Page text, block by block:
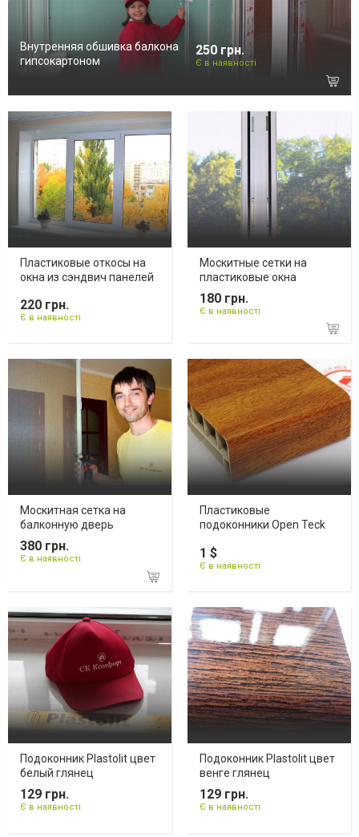
Внутренняя обшивка балкона
гипсокартоном
250 грн.
Є в наявності
Пластиковые откосы на
окна из сэндвич панелей
220 грн.
Є в наявності
Москитные сетки на
пластиковые окна
180 грн.
Є в наявності
Москитная сетка на
балконную дверь
380 грн.
Є в наявності
Пластиковые
подоконники Open Teck
1 $
Є в наявності
Подоконник Plastolit цвет
белый глянец
129 грн.
Є в наявності
Подоконник Plastolit цвет
венге глянец
129 грн.
Є в наявності